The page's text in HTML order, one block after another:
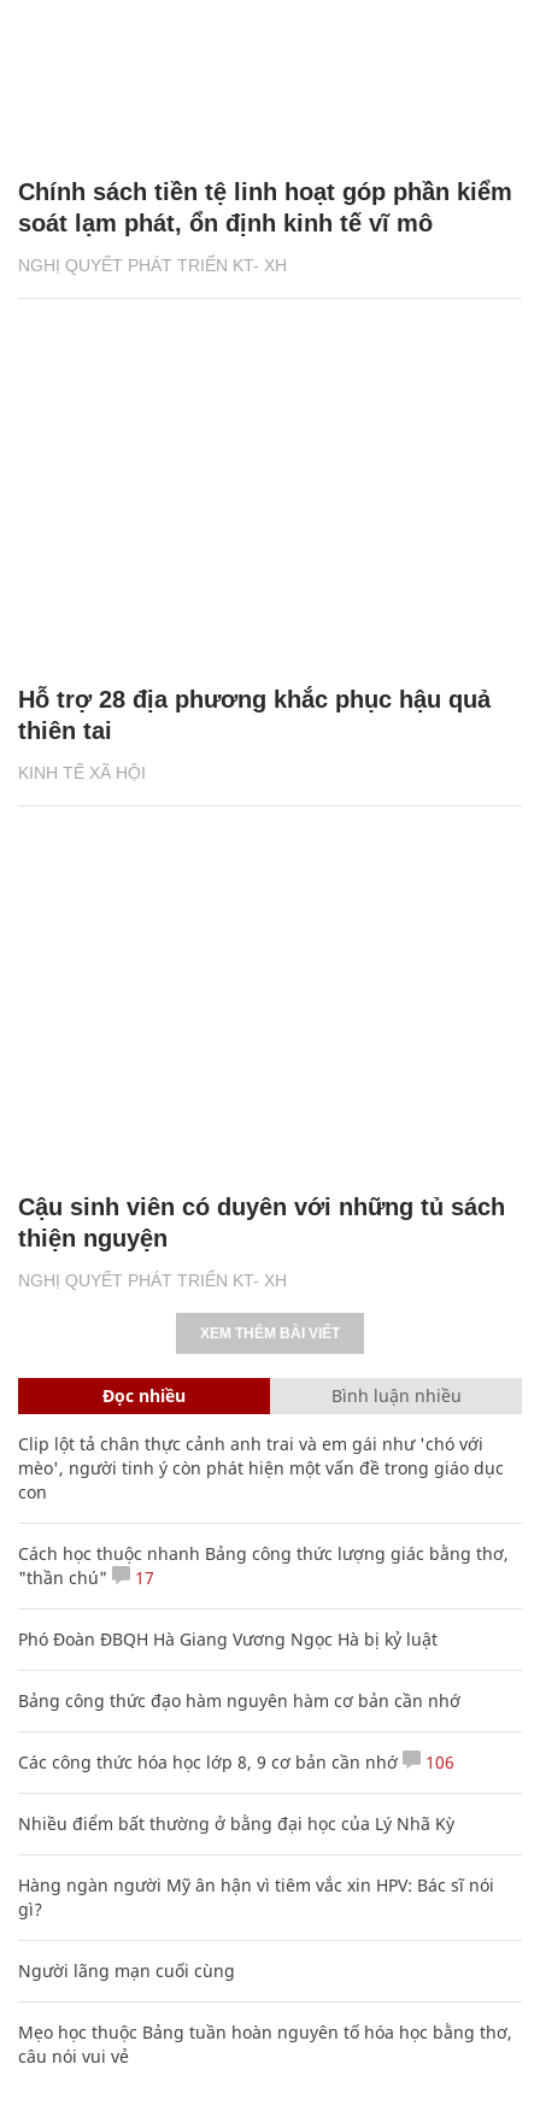
NGHỊ QUYẾT PHÁT TRIỂN KT- XH
Chính sách tiền tệ linh hoạt góp phần kiểm
soát lạm phát, ổn định kinh tế vĩ mô
KINH TẾ XÃ HỘI
Hỗ trợ 28 địa phương khắc phục hậu quả
thiên tai
NGHỊ QUYẾT PHÁT TRIỂN KT- XH
Cậu sinh viên có duyên với những tủ sách
thiện nguyện
XEM THÊM BÀI VIẾT
Đọc nhiều Bình luận nhiều
Clip lột tả chân thực cảnh anh trai và em gái như 'chó với
mèo', người tinh ý còn phát hiện một vấn đề trong giáo dục
con
Cách học thuộc nhanh Bảng công thức lượng giác bằng thơ,
"thần chú"
17
Phó Đoàn ĐBQH Hà Giang Vương Ngọc Hà bị kỷ luật
Bảng công thức đạo hàm nguyên hàm cơ bản cần nhớ
Các công thức hóa học lớp 8, 9 cơ bản cần nhớ 106
Nhiều điểm bất thường ở bằng đại học của Lý Nhã Kỳ
Hàng ngàn người Mỹ ân hận vì tiêm vắc xin HPV: Bác sĩ nói
gì?
Người lãng mạn cuối cùng
Mẹo học thuộc Bảng tuần hoàn nguyên tố hóa học bằng thơ,
câu nói vui vẻ